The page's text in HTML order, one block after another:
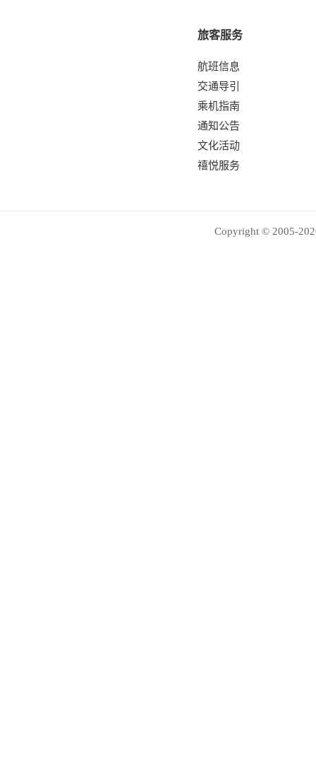
旅客服务
航班信息
交通导引
乘机指南
通知公告
文化活动
禧悦服务
Copyright © 2005-